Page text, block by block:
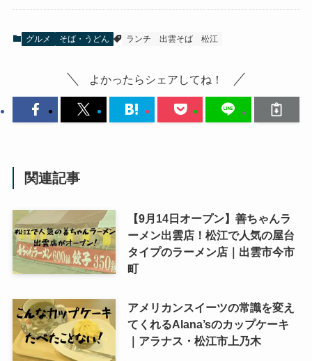
グルメ そば・うどん ランチ 出雲そば 松江
よかったらシェアしてね！
関連記事
【9月14日オープン】善ちゃんラ
ーメン出雲店！松江で人気の屋台
タイプのラーメン店｜出雲市今市
町
アメリカンスイーツの常識を変え
てくれるAlana’sのカップケーキ
｜アラナス・松江市上乃木